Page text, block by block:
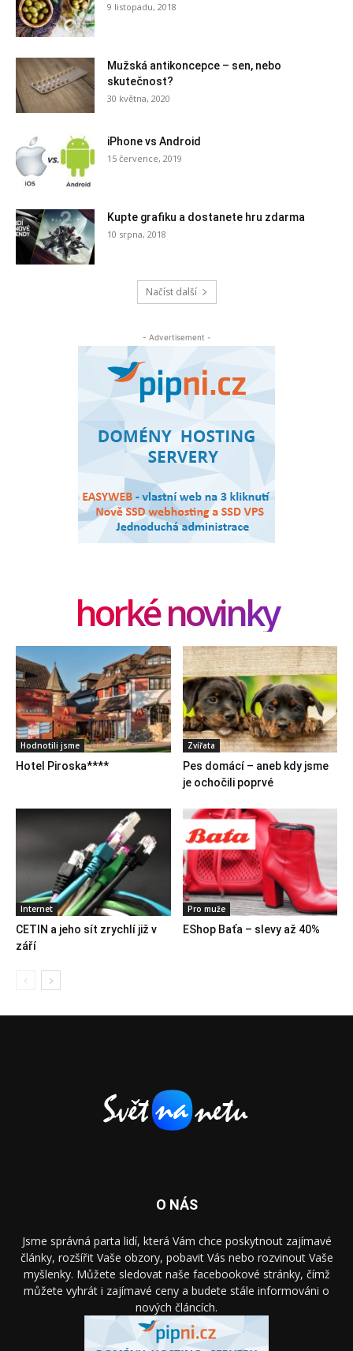
9 listopadu, 2018
Mužská antikoncepce – sen, nebo
skutečnost?
30 května, 2020
iPhone vs Android
15 července, 2019
Kupte grafiku a dostanete hru zdarma
10 srpna, 2018
Načíst další
- Advertisement -
horké novinky
Hodnotili jsme
Hotel Piroska****
Zvířata
Pes domácí – aneb kdy jsme
je ochočili poprvé
Internet
CETIN a jeho sít zrychlí již v
září
Pro muže
EShop Baťa – slevy až 40%
O NÁS
Jsme správná parta lidí, která Vám chce poskytnout zajímavé
články, rozšířit Vaše obzory, pobavit Vás nebo rozvinout Vaše
myšlenky. Můžete sledovat naše facebookové stránky, čímž
můžete vyhrát i zajímavé ceny a budete stále informováni o
nových článcích.